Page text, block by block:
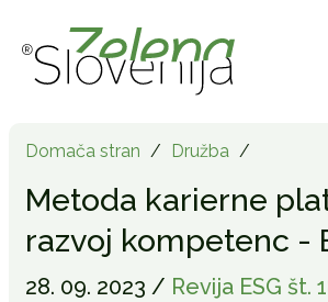
Domača stran / Družba /
Metoda karierne
razvoj kompetenc -
28. 09. 2023 / Revija ESG št.